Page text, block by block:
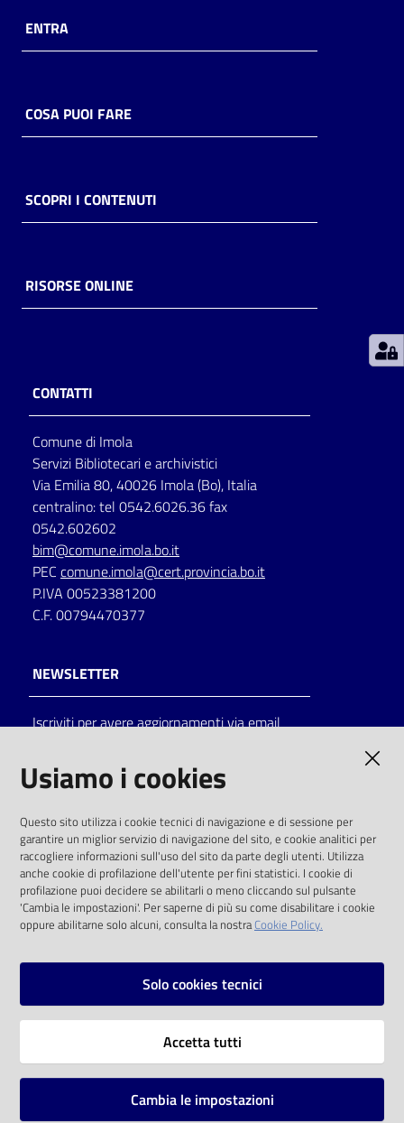
online
Piani
Decentrate
Seguici
su
on line
Eventi
Chiedi al
bibliotecario
Avvisi
ENTRA
COSA PUOI FARE
SCOPRI I CONTENUTI
RISORSE ONLINE
CONTATTI
Comune di Imola
Servizi Bibliotecari e archivistici
Via Emilia 80, 40026 Imola (Bo), Italia
centralino: tel 0542.6026.36 fax
0542.602602
bim@comune.imola.bo.it
PEC comune.imola@cert.provincia.bo.it
P.IVA 00523381200
C.F. 00794470377
NEWSLETTER
Iscriviti per avere aggiornamenti via email
solo alle condizioni previste dalla direttiva
comunitaria 2003/98/CE e dal d.lgs. 36/2006
SOCIAL
Instagram
Vai alla pagina
Usiamo i cookies
Questo sito utilizza i cookie tecnici di navigazione e di sessione per
garantire un miglior servizio di navigazione del sito, e cookie analitici per
raccogliere informazioni sull'uso del sito da parte degli utenti. Utilizza
anche cookie di profilazione dell'utente per fini statistici. I cookie di
profilazione puoi decidere se abilitarli o meno cliccando sul pulsante
'Cambia le impostazioni'. Per saperne di più su come disabilitare i cookie
oppure abilitarne solo alcuni, consulta la nostraCookie Policy.
Solo cookies tecnici
Accetta tutti
Cambia le impostazioni